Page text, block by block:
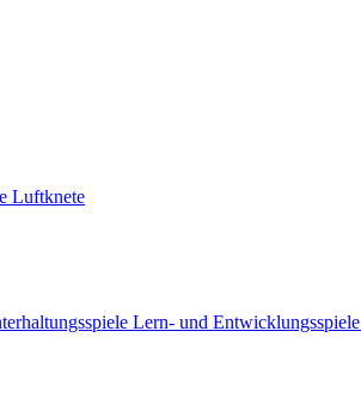
Luftknete
Lern- und Entwicklungsspiele